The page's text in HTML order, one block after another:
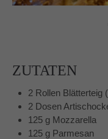
Schreibt mir!
Maren Kuçi
Keplerstr. 65
41236
ZUTATEN
2 Rollen Blätterteig
2 Dosen
125 g Mozzarella
125 g Parmesan